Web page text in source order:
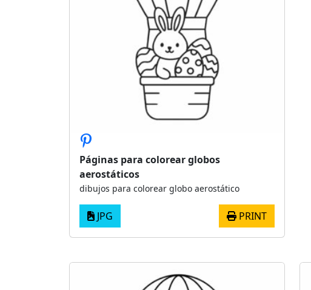
Páginas para colorear globos
aerostáticos
dibujos para colorear globo aerostático
JPG PRINT